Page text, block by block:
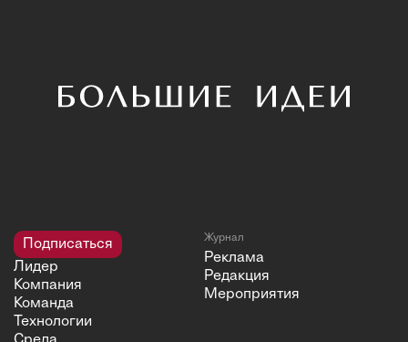
Подписаться
Лидер
Компания
Команда
Технологии
Журнал
Реклама
Редакция
Мероприятия